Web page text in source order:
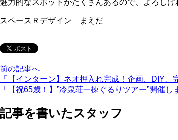
魅力的なスポットがたくさんあるので、よろしけ
スペースＲデザイン まえだ
前の記事へ
「【インターン】ネオ押入れ完成！企画、DIY、
「【祝65歳！】”冷泉荘一棟ぐるりツアー”開催し
記事を書いたスタッフ